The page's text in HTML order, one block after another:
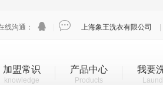
线沟通：   上海象王洗衣有限公司
加盟常识
knowledge
产品中心
Products
我要